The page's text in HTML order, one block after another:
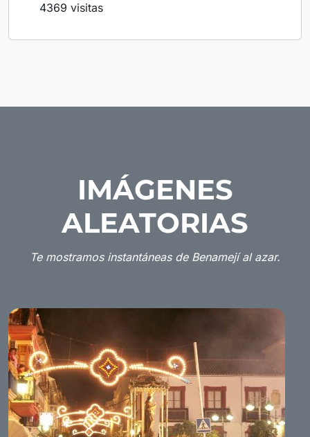
4369 visitas
IMÁGENES
ALEATORIAS
Te mostramos instantáneas de Benamejí al azar.